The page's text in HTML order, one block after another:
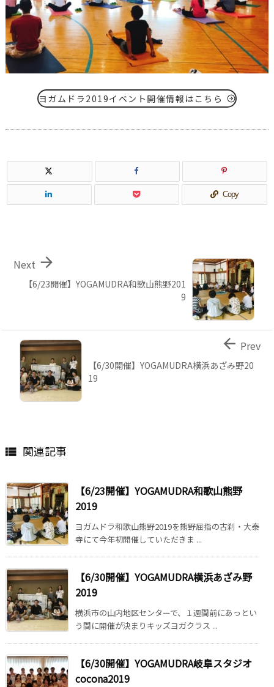
ヨガムドラ2019イベント開催情報はこちら
Copy
【6/23開催】YOGAMUDRA和歌山熊野201
9

Next
【6/30開催】YOGAMUDRA横浜あざみ野20
19
 Prev
 関連記事
【6/23開催】YOGAMUDRA和歌山熊野
2019
ヨガムドラ和歌山熊野2019を熊野屈指の古刹・大泰
寺にて今年初開催していただきま ...
【6/30開催】YOGAMUDRA横浜あざみ野
2019
横浜市の山内地区センターで、１週間前にあっとい
う間に開催が決まりキッズヨガクラス ...
【6/30開催】YOGAMUDRA岐阜スタジオ
cocona2019